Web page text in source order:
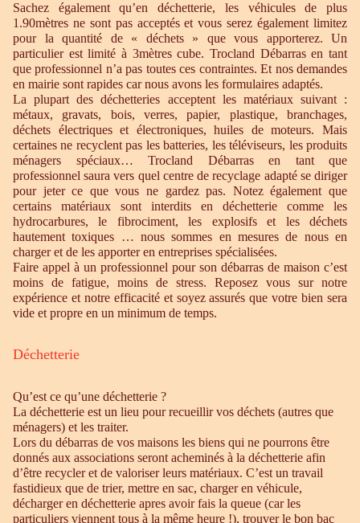
Sachez également qu’en déchetterie, les véhicules de plus
1.90mètres ne sont pas acceptés et vous serez également limitez
pour la quantité de « déchets » que vous apporterez. Un
particulier est limité à 3mètres cube. Trocland Débarras en tant
que professionnel n’a pas toutes ces contraintes. Et nos demandes
en mairie sont rapides car nous avons les formulaires adaptés.
La plupart des déchetteries acceptent les matériaux suivant :
métaux, gravats, bois, verres, papier, plastique, branchages,
déchets électriques et électroniques, huiles de moteurs. Mais
certaines ne recyclent pas les batteries, les téléviseurs, les produits
ménagers spéciaux… Trocland Débarras en tant que
professionnel saura vers quel centre de recyclage adapté se diriger
pour jeter ce que vous ne gardez pas. Notez également que
certains matériaux sont interdits en déchetterie comme les
hydrocarbures, le fibrociment, les explosifs et les déchets
hautement toxiques … nous sommes en mesures de nous en
charger et de les apporter en entreprises spécialisées.
Faire appel à un professionnel pour son débarras de maison c’est
moins de fatigue, moins de stress. Reposez vous sur notre
expérience et notre efficacité et soyez assurés que votre bien sera
vide et propre en un minimum de temps.
Déchetterie
Qu’est ce qu’une déchetterie ?
La déchetterie est un lieu pour recueillir vos déchets (autres que
ménagers) et les traiter.
Lors du débarras de vos maisons les biens qui ne pourrons être
donnés aux associations seront acheminés à la déchetterie afin
d’être recycler et de valoriser leurs matériaux. C’est un travail
fastidieux que de trier, mettre en sac, charger en véhicule,
décharger en déchetterie apres avoir fais la queue (car les
particuliers viennent tous à la même heure !), trouver le bon bac